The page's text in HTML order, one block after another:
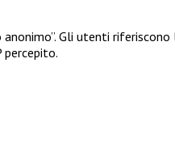
Gli utenti